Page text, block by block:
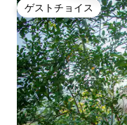
ゲストチョイス
ゲストチョイス